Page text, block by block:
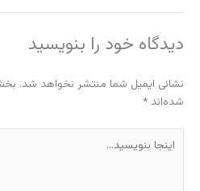
دیدگاه‌ خود را بنویسید
نشانی ایمیل شما منتشر نخواهد شد.
شده‌اند *
بنویسید…